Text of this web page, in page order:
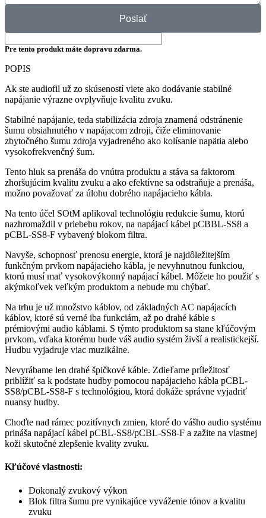
Poslať
Pre tento produkt máte dopravu zdarma.
POPIS
Ak ste audiofil už zo skúseností viete ako dodávanie stabilné
napájanie výrazne ovplyvňuje kvalitu zvuku.
Stabilné napájanie, teda stabilizácia zdroja znamená odstránenie
šumu obsiahnutého v napájacom zdroji, čiže eliminovanie
zbytočného šumu zdroja vyjadreného ako kolísanie napätia alebo
vysokofrekvenčný šum.
Tento hluk sa prenáša do vnútra produktu a stáva sa faktorom
zhoršujúcim kvalitu zvuku a ako efektívne sa odstraňuje a prenáša,
možno považovať za úlohu dobrého napájacieho kábla.
Na tento účel SOtM aplikoval technológiu redukcie šumu, ktorú
nazhromaždil v priebehu rokov, na napájací kábel pCBBL-SS8 a
pCBL-SS8-F vybavený blokom filtra.
Navyše, schopnosť prenosu energie, ktorá je najdôležitejším
funkčným prvkom napájacieho kábla, je nevyhnutnou funkciou,
ktorú musí mať vysokovýkonný napájací kábel. Môžete ho použiť s
akýmkoľvek veľkým produktom a nebude mu chýbať.
Na trhu je už množstvo káblov, od základných AC napájacích
káblov, ktoré sú verné iba funkciám, až po drahé káble s
prémiovými audio káblami. S týmto produktom sa stane kľúčovým
prvkom, vďaka ktorému bude váš audio systém živší a realistickejší.
Hudbu vyjadruje viac muzikálne.
Nevyrábame len drahé špičkové káble. Zdieľame príležitosť
priblížiť sa k podstate hudby pomocou napájacieho kábla pCBL-
SS8/pCBL-SS8-F s technológiou, ktorá dokáže správne vyjadriť
nuansy hudby.
Choďte nad rámec pozitívnych zmien, ktoré do vášho audio systému
prináša napájací kábel pCBL-SS8/pCBL-SS8-F a zažite na vlastnej
koži skutočné zlepšenie kvality zvuku.
Kľúčové vlastnosti:
Dokonalý zvukový výkon
Blok filtra šumu pre vynikajúce vyváženie tónov a kvalitu
zvuku